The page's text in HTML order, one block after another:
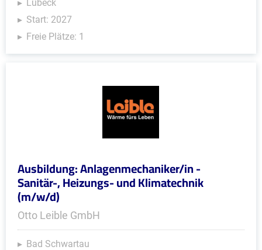
Lübeck
Start: 2027
Freie Plätze: 1
Ausbildung: Anlagenmechaniker/in -
Sanitär-, Heizungs- und Klimatechnik
(m/w/d)
Otto Leible GmbH
Bad Schwartau